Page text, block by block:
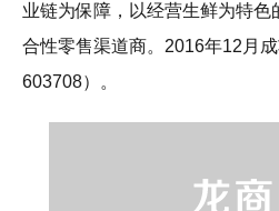
业链为保障，以经营生鲜为特色
合性零售渠道商。2016年12月
603708）。